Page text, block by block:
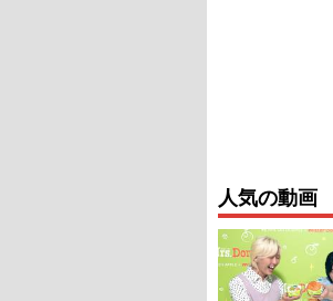
人気の動画